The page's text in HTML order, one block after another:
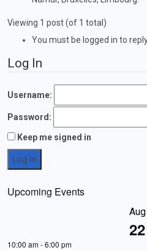
Viewing 1 post (of 1 total)
You must be logged in to
Log In
Username:
Password:
Keep me signed in
Log In
Upcoming Events
Aug
22
10:00 am-6:00 pm